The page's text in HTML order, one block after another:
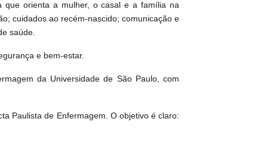
que orienta a mulher, o casal e a família na
cuidados ao recém‑nascido; comunicação e
saúde.
e bem‑estar.
da Universidade de São Paulo, com
Paulista de Enfermagem. O objetivo é claro: